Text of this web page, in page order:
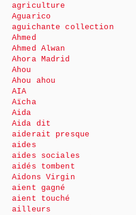
agriculture
Aguarico
aguichante collection
Ahmed
Ahmed Alwan
Ahora Madrid
Ahou
Ahou ahou
AIA
Aïcha
Aida
Aida dit
aiderait presque
aides
aides sociales
aidés tombent
Aidons Virgin
aient gagné
aient touché
ailleurs